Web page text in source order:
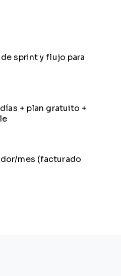
sprint y flujo para
+ plan gratuito +
mes (facturado